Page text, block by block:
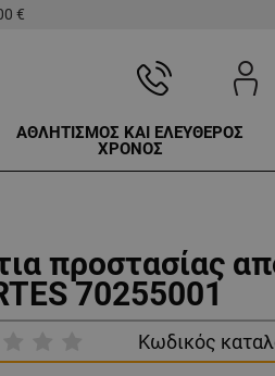
€
ΑΘΛΗΤΙΣΜΟΣ ΚΑΙ ΕΛΕΥΘΕΡΟΣ
ΧΡΟΝΟΣ
προστασίας
70255001
Κωδικός